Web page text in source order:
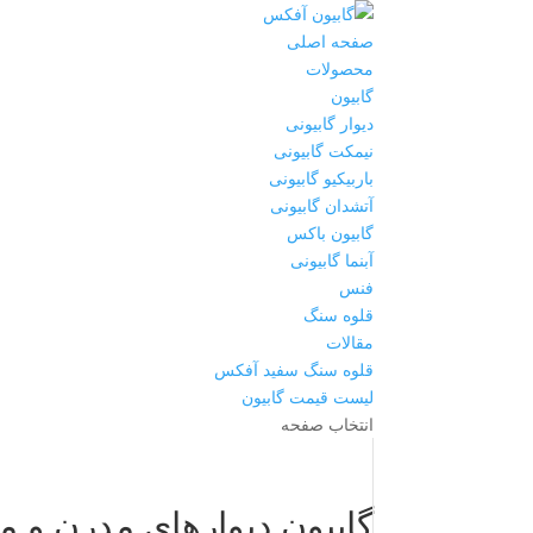
صفحه اصلی
محصولات
گابیون
دیوار گابیونی
نیمکت گابیونی
باربیکیو گابیونی
آتشدان گابیونی
گابیون باکس
آبنما گابیونی
فنس
قلوه سنگ
مقالات
قلوه سنگ سفید آفکس
لیست قیمت گابیون
انتخاب صفحه